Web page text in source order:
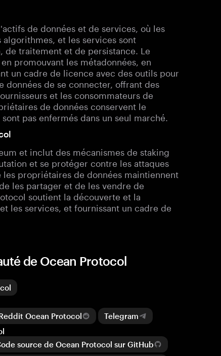
de données et de services, où les
et les services sont
de traitement et de persistance. Le
promouvant les métadonnées, en
un cadre de licence avec des outils pour
de se connecter, offrant des
et les consommateurs de
de données conservent le
pas enfermés dans un seul marché.
et inclut des mécanismes de staking
et se protéger contre les attaques
propriétaires de données maintiennent
les partager et de les vendre de
soutient la découverte et la
les services, et fournissant un cadre de
de Ocean Protocol
Ocean Protocol
Telegram
source de Ocean Protocol sur GitHub